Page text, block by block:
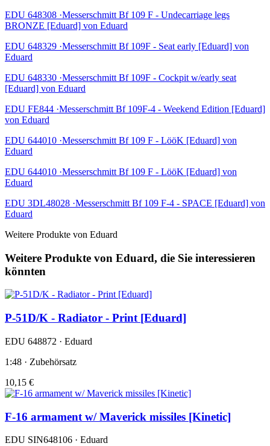
EDU 648308 ·Messerschmitt Bf 109 F - Undecarriage legs
BRONZE [Eduard] von Eduard
EDU 648329 ·Messerschmitt Bf 109F - Seat early [Eduard] von
Eduard
EDU 648330 ·Messerschmitt Bf 109F - Cockpit w/early seat
[Eduard] von Eduard
EDU FE844 ·Messerschmitt Bf 109F-4 - Weekend Edition [Eduard]
von Eduard
EDU 644010 ·Messerschmitt Bf 109 F - LööK [Eduard] von
Eduard
EDU 644010 ·Messerschmitt Bf 109 F - LööK [Eduard] von
Eduard
EDU 3DL48028 ·Messerschmitt Bf 109 F-4 - SPACE [Eduard] von
Eduard
Weitere Produkte von Eduard
Weitere Produkte von Eduard, die Sie interessieren
könnten
P-51D/K - Radiator - Print [Eduard]
EDU 648872 · Eduard
1:48 · Zubehörsatz
10,15 €
F-16 armament w/ Maverick missiles [Kinetic]
EDU SIN648106 · Eduard